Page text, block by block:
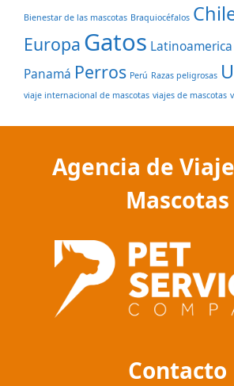
Bienestar de las mascotas Braquiocéfalos
Europa Gatos Latinoamerica
Panamá Perros Perú Razas peligrosas
viaje internacional de mascotas viajes de mascotas
Agencia de
Mascotas
Contacto